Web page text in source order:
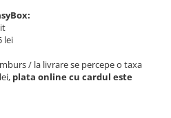
lei
/ la livrare se percepe o taxa
plata online cu cardul este